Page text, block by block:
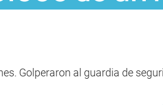
Golperaron al guardia de